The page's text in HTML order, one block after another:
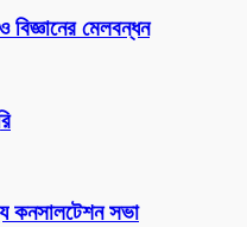
মেলবন্ধন
কনসালটেশন সভা